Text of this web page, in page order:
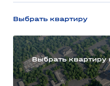
Выбрать квартиру
Выбрать квартиру